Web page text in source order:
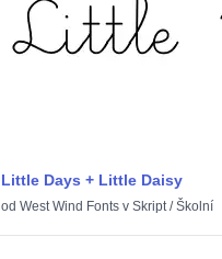
Little Days + Little Daisy
od West Wind Fonts v Skript/Školní